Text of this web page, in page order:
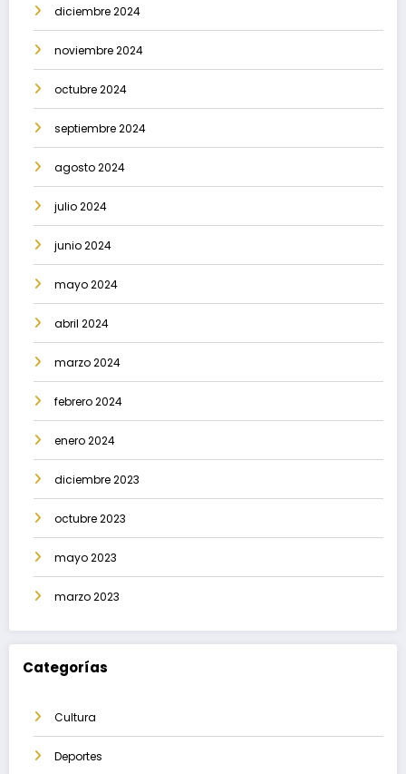
diciembre 2024
noviembre 2024
octubre 2024
septiembre 2024
agosto 2024
julio 2024
junio 2024
mayo 2024
abril 2024
marzo 2024
febrero 2024
enero 2024
diciembre 2023
octubre 2023
mayo 2023
marzo 2023
Categorías
Cultura
Deportes